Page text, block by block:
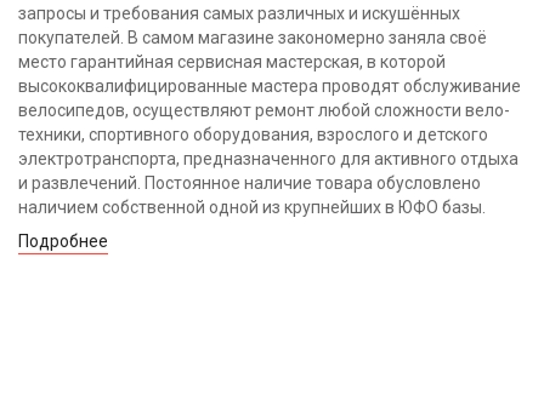
запросы и требования самых различных и искушённых
покупателей. В самом магазине закономерно заняла своё
место гарантийная сервисная мастерская, в которой
высококвалифицированные мастера проводят обслуживание
велосипедов, осуществляют ремонт любой сложности вело-
техники, спортивного оборудования, взрослого и детского
электротранспорта, предназначенного для активного отдыха
и развлечений. Постоянное наличие товара обусловлено
наличием собственной одной из крупнейших в ЮФО базы.
Подробнее